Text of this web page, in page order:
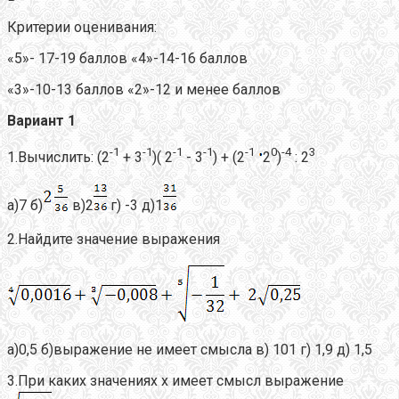
Критерии оценивания:
«5»- 17-19 баллов «4»-14-16 баллов
«3»-10-13 баллов «2»-12 и менее баллов
Вариант 1
1.Вычислить: (2-1 + 3-1)( 2-1 - 3-1) + (2-1 20)-4: 23
а)7 б) в)2 г) -3 д)1
2.Найдите значение выражения
а)0,5 б)выражение не имеет смысла в) 101 г) 1,9 д) 1,5
3.При каких значениях х имеет смысл выражение